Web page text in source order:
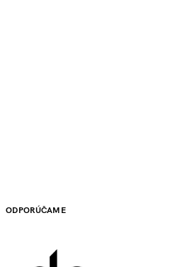
ODPORÚČAME